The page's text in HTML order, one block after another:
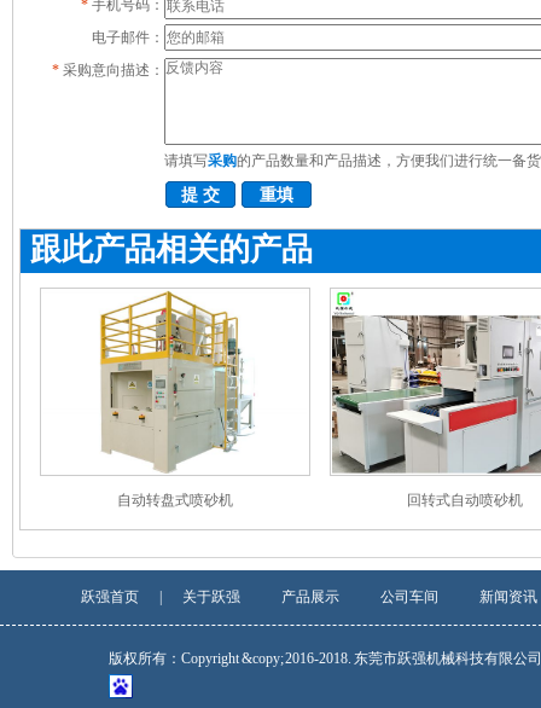
* 手机号码：
电子邮件：
* 采购意向描述：
请填写采购的产品数量和产品描述，方便我们进行统一备
跟此产品相关的产品
自动转盘式喷砂机 回转式自动喷砂机
跃强首页 关于跃强 产品展示 公司车间 新闻资讯
版权所有：Copyright &copy; 2016-2018. 东莞市跃强机械科技有限公